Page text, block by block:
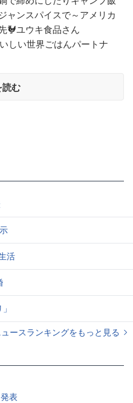
ャンスパイスで～アメリカ
🐓ユウキ食品さん
しい世界ごはんパートナ
む
活
ースランキングをもっと見る
表